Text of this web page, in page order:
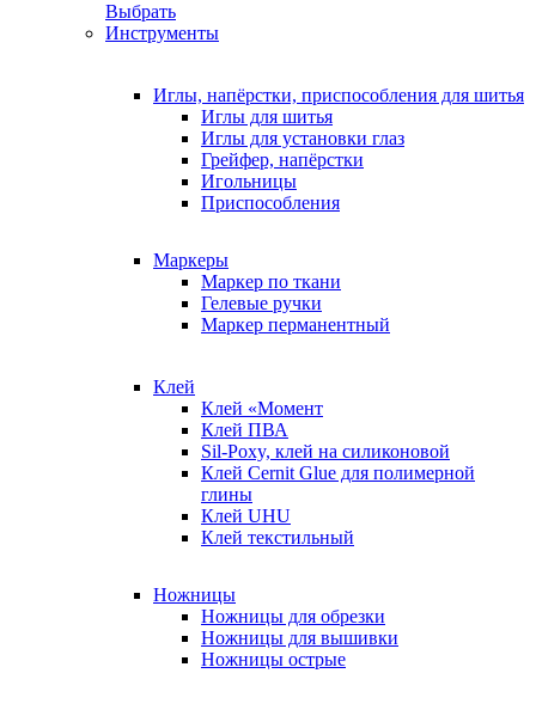
Выбрать
Инструменты
Иглы, напёрстки, приспособления для шитья
Иглы для шитья
Иглы для установки глаз
Грейфер, напёрстки
Игольницы
Приспособления
Маркеры
Маркер по ткани
Гелевые ручки
Маркер перманентный
Клей
Клей «Момент
Клей ПВА
Sil-Poxy, клей на силиконовой
Клей Cernit Glue для полимерной
глины
Клей UHU
Клей текстильный
Ножницы
Ножницы для обрезки
Ножницы для вышивки
Ножницы острые